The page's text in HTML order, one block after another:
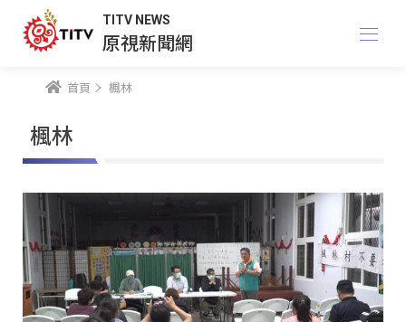
TITV NEWS
原視新聞網
首頁 楓林
楓林